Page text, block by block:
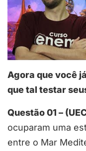
Agora que você
que tal testar
Questão 01 –
ocuparam uma
entre o Mar